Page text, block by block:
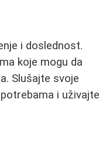
i doslednost.
koje mogu da
Slušajte svoje
i uživajte